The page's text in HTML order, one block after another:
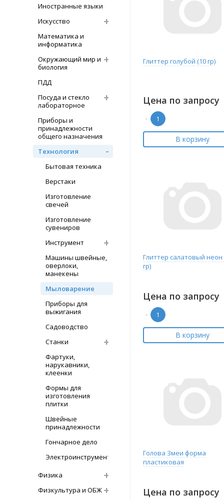
Иностранные языки
Искусство
Математика и
информатика
Окружающий мир и
биология
ПДД
Посуда и стекло
лабораторное
Приборы и
принадлежности
общего назначения
Технология
Бытовая техника
Верстаки
Изготовление
свечей
Изготовление
сувениров
Инструмент
Машины швейные,
оверлоки,
манекены
Мыловарение
Приборы для
выжигания
Садоводство
Станки
Фартуки,
нарукавники,
клеенки
Формы для
изготовления
плитки
Швейные
принадлежности
Гончарное дело
Электроинструмент
Физика
Физкультура и ОБЖ
Глиттер голубой (10 гр)
Цена по запросу
-
В корзину
Глиттер салатовый неон
гр)
Цена по запросу
-
В корзину
Голова Змеи форма
пластиковая
Цена по запросу